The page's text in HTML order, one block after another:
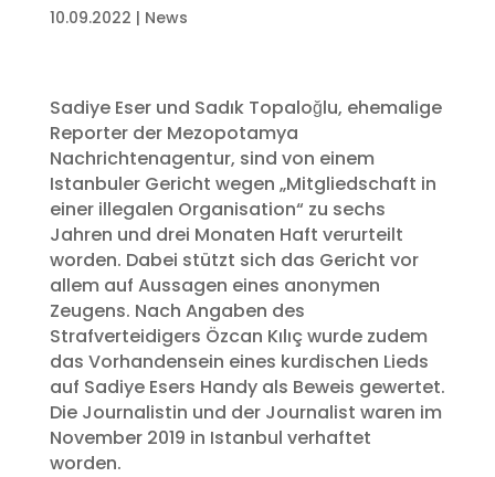
10.09.2022 | News
Sadiye Eser und Sadık Topaloğlu, ehemalige
Reporter der Mezopotamya
Nachrichtenagentur, sind von einem
Istanbuler Gericht wegen „Mitgliedschaft in
einer illegalen Organisation“ zu sechs
Jahren und drei Monaten Haft verurteilt
worden. Dabei stützt sich das Gericht vor
allem auf Aussagen eines anonymen
Zeugens. Nach Angaben des
Strafverteidigers Özcan Kılıç wurde zudem
das Vorhandensein eines kurdischen Lieds
auf Sadiye Esers Handy als Beweis gewertet.
Die Journalistin und der Journalist waren im
November 2019 in Istanbul verhaftet
worden.